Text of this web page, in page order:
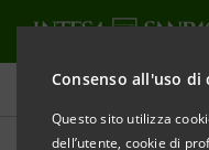
Consenso all'uso di
Questo sito utilizza
dell’utente, cookie di
Tutte le news